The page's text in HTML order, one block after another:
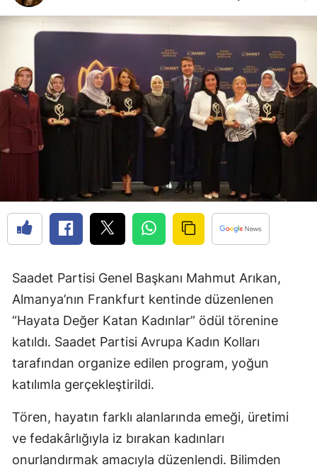
Saadet Partisi Genel Başkanı Mahmut Arıkan,
Almanya’nın Frankfurt kentinde düzenlenen
“Hayata Değer Katan Kadınlar” ödül törenine
katıldı. Saadet Partisi Avrupa Kadın Kolları
tarafından organize edilen program, yoğun
katılımla gerçekleştirildi.
Tören, hayatın farklı alanlarında emeği, üretimi
ve fedakârlığıyla iz bırakan kadınları
onurlandırmak amacıyla düzenlendi. Bilimden